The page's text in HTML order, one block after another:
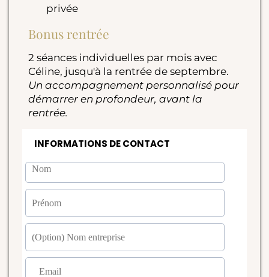
privée
Bonus rentrée
2 séances individuelles par mois avec
Céline, jusqu'à la rentrée de septembre.
Un accompagnement personnalisé pour
démarrer en profondeur, avant la
rentrée.
INFORMATIONS DE CONTACT